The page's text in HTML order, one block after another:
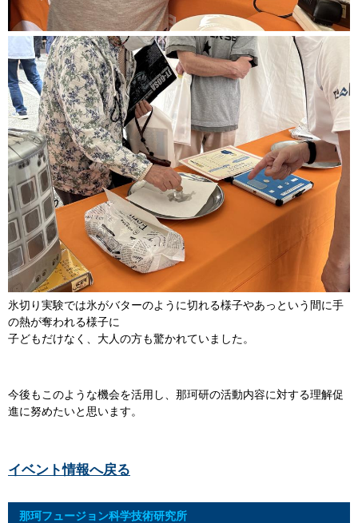
​氷切り実験では氷がバターのように切れる様子やあっという間に手
の熱が奪われる様子に
子どもだけなく、大人の方も驚かれていました。
今後もこのような機会を活用し、那珂研の活動内容に対する理解促
進に努めたいと思います。
イベント情報へ戻る
那珂フュージョン科学技術研究所